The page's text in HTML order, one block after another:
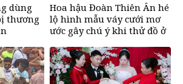
dùng
thương
Hoa hậu Đoàn Thiên Ân hé
lộ hình mẫu váy cưới mơ
ước gây chú ý khi thử đồ ở